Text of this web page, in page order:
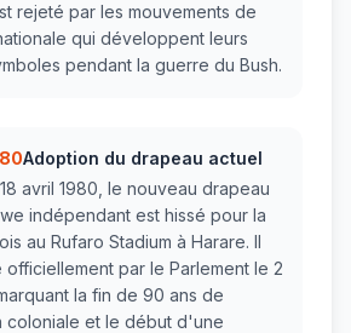
rejeté par les mouvements de
qui développent leurs
pendant la guerre du Bush.
Adoption du drapeau actuel
avril 1980, le nouveau drapeau
indépendant est hissé pour la
au Rufaro Stadium à Harare. Il
par le Parlement le 2
la fin de 90 ans de
coloniale et le début d'une